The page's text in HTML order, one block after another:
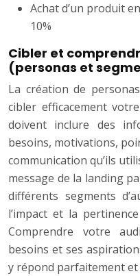
Achat d’un produit
10%
Cibler et
(personas et
La création de
cibler efficacement
doivent inclure des
besoins, motivations,
communication qu’ils
message de la landing
différents segments
l’impact et la
Comprendre votre
besoins et ses
y répond parfaitement et